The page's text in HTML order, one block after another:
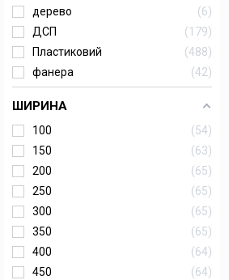
дерево
6
ДСП
179
Пластиковий
488
фанера
42
ШИРИНА
100
54
150
63
200
65
250
65
300
65
350
65
400
64
450
64